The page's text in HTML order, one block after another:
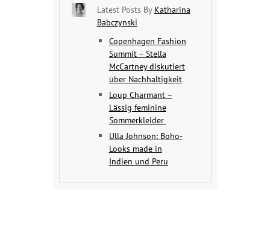
Latest Posts By Katharina
Babczynski
Copenhagen Fashion
Summit – Stella
McCartney diskutiert
über Nachhaltigkeit
Loup Charmant –
Lässig feminine
Sommerkleider
Ulla Johnson: Boho-
Looks made in
Indien und Peru